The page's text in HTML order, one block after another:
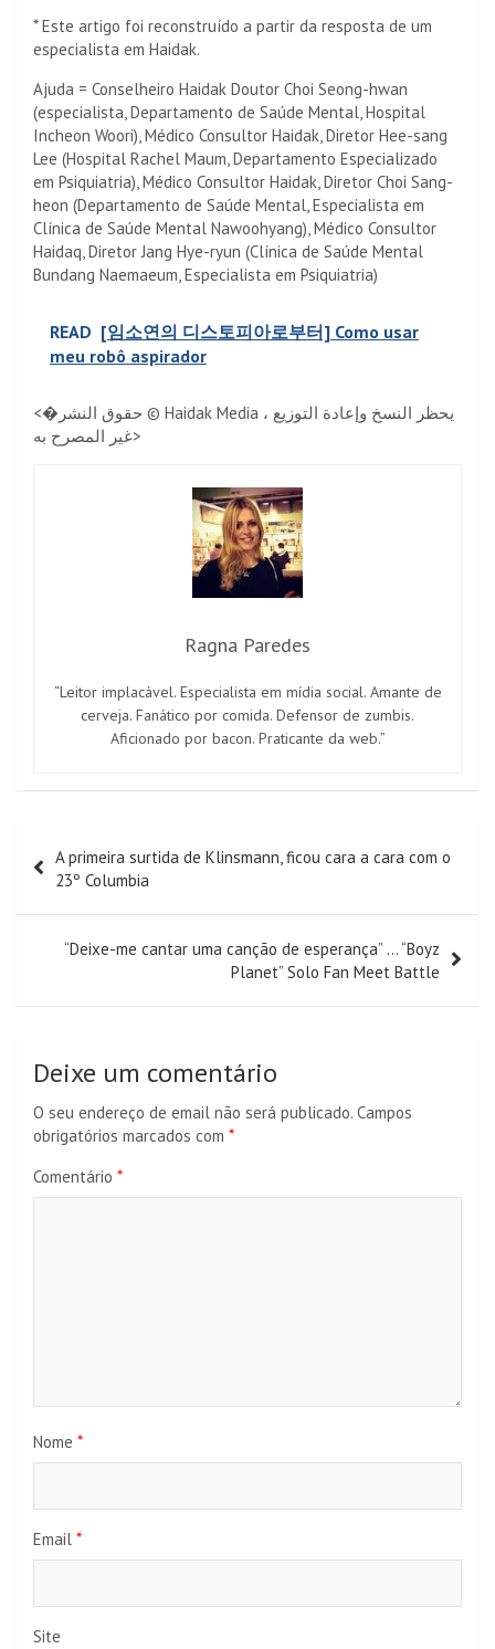
* Este artigo foi reconstruído a partir da resposta de um
especialista em Haidak.
Ajuda = Conselheiro Haidak Doutor Choi Seong-hwan
(especialista, Departamento de Saúde Mental, Hospital
Incheon Woori), Médico Consultor Haidak, Diretor Hee-sang
Lee (Hospital Rachel Maum, Departamento Especializado
em Psiquiatria), Médico Consultor Haidak, Diretor Choi Sang-
heon (Departamento de Saúde Mental, Especialista em
Clínica de Saúde Mental Nawoohyang), Médico Consultor
Haidaq, Diretor Jang Hye-ryun (Clínica de Saúde Mental
Bundang Naemaeum, Especialista em Psiquiatria)
READ [임소연의 디스토피아로부터] Como usar
meu robô aspirador
<�حقوق النشر © Haidak Media ، يحظر النسخ وإعادة التوزيع
غير المصرح به>
Ragna Paredes
“Leitor implacável. Especialista em mídia social. Amante de
cerveja. Fanático por comida. Defensor de zumbis.
Aficionado por bacon. Praticante da web.”
de
artigos
A primeira surtida de Klinsmann, ficou cara a cara com o
23º Columbia
“Deixe-me cantar uma canção de esperança” … “Boyz
Planet” Solo Fan Meet Battle
Deixe um comentário
O seu endereço de email não será publicado. Campos
obrigatórios marcados com *
Comentário *
Nome *
Email *
Site